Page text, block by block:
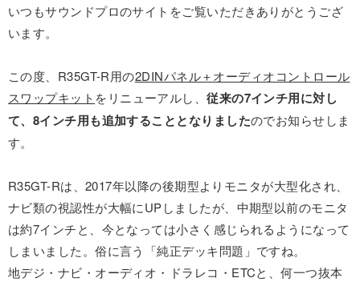
いつもサウンドプロのサイトをご覧いただきありがとうござ
います。
この度、R35GT-R用の2DINパネル＋オーディオコントロール
スワップキット をリニューアルし、従来の7インチ用に対し
て、8インチ用も追加することとなりましたのでお知らせしま
す。
R35GT-Rは、2017年以降の後期型よりモニタが大型化され、
ナビ類の視認性が大幅にUPしましたが、中期型以前のモニタ
は約7インチと、今となっては小さく感じられるようになって
しまいました。俗に言う「純正デッキ問題」ですね。
地デジ・ナビ・オーディオ・ドラレコ・ETCと、何一つ抜本